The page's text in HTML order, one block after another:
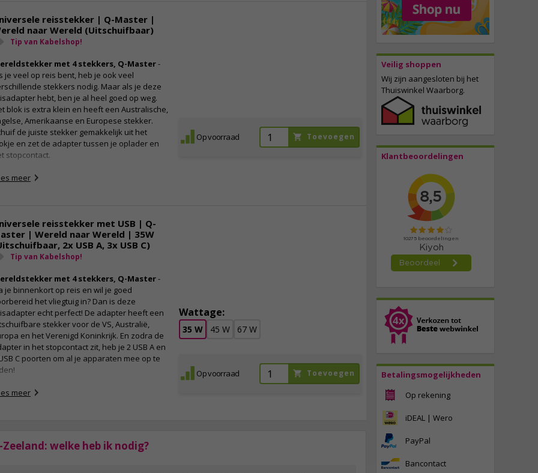
Veilig shoppen
Wij zijn aangesloten bij het
Thuiswinkel Waarborg.
Klantbeoordelingen
Betalingsmogelijkheden
Op rekening
iDEAL | Wero
PayPal
Bancontact
gangbare stekker in Nieuw-Zeeland. Met
verloopstekker zet je jouw Nederlandse
eenvoudig om naar type I.
Zeeland stekker: voor gebruik
Europese stekkers
je ook heen gaat, een reisstekker is
in je koffer. Deze reisadapter heeft
pinnen, een kinderbeveiliging en is veilig in
De adapter is daarnaast geaard,
heb je een kleinere kans op
De stekker kan niet in ander type
en is geen spannings- en
ter wereld een stopcontact
is ontworpen om ervoor te zorgen dat jij
jouw apparaten kan opladen. In de
hieronder vind je een overzicht van de
met verschillende stekkertypen
in:
Geschikt voor
stekkers uit:
I stekker
Type
C stekker
landen
Type
Ingang: type F (Europa)
Uitgang: type I (Nieuw-Zeeland)
reisstekker | Q-Master |
naar Wereld (Uitschuifbaar)
Tip van Kabelshop!
met 4 stekkers, Q-Master-
je veel op reis bent, heb je ook veel
stekkers nodig. Maar als je deze
hebt, ben je al heel goed op weg.
blok is extra klein en heeft een Australische,
Amerikaanse en Europese stekker.
de juiste stekker gemakkelijk uit het
en zet de adapter tussen je oplader en
stopcontact.
meer
Op voorraad Toevoegen
reisstekker met USB | Q-
| Wereld naar Wereld | 35W
2x USB A, 3x USB C)
Tip van Kabelshop!
met 4 stekkers, Q-Master-
je binnenkort op reis en wil je goed
het vliegtuig in? Dan is deze
echt perfect! De adapter heeft een
stekker voor de VS, Australië,
en het Verenigd Koninkrijk. En zodra de
in het stopcontact zit, heb je 2 USB A en
C poorten om al je apparaten mee op te
meer
Wattage:
35 W 45 W 67 W
Op voorraad Toevoegen
welke heb ik nodig?